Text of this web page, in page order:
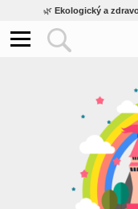
🌿 Ekologický a
Inovativní
Kvalita pod
Eshop s tradicí